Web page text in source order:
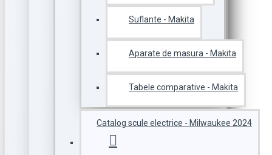
Suflante - Makita
Aparate de masura - Makita
Tabele comparative - Makita
Catalog scule electrice - Milwaukee 2024